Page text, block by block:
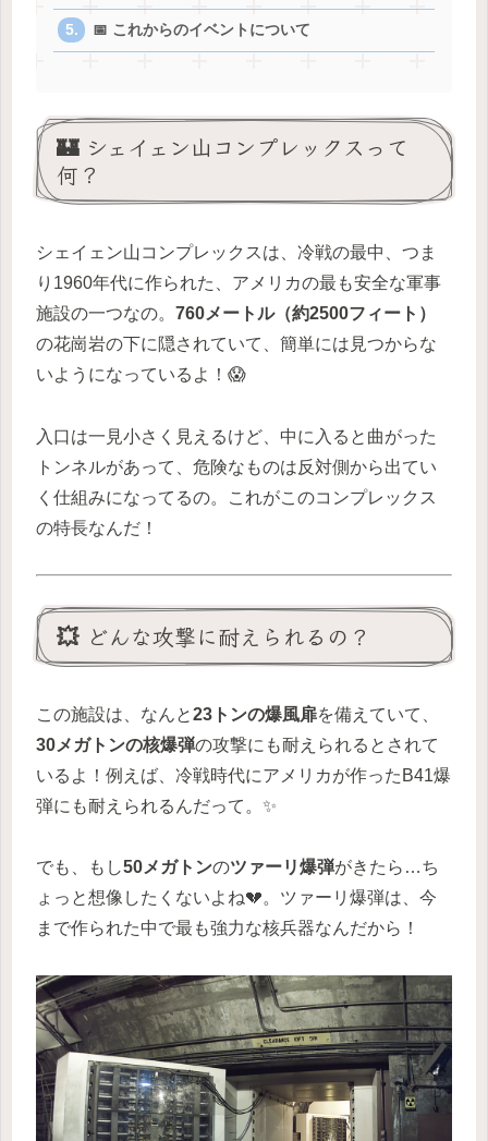
📅 これからのイベントについて
🏰 シェイェン山コンプレックスって
何？
シェイェン山コンプレックスは、冷戦の最中、つま
り1960年代に作られた、アメリカの最も安全な軍事
施設の一つなの。 760メートル（約2500フィート）
の花崗岩の下に隠されていて、簡単には見つからな
いようになっているよ！😱
入口は一見小さく見えるけど、中に入ると曲がった
トンネルがあって、危険なものは反対側から出てい
く仕組みになってるの。これがこのコンプレックス
の特長なんだ！
💥 どんな攻撃に耐えられるの？
この施設は、なんと23トンの爆風扉を備えていて、
30メガトンの核爆弾の攻撃にも耐えられるとされて
いるよ！例えば、冷戦時代にアメリカが作ったB41爆
弾にも耐えられるんだって。✨
でも、もし50メガトンのツァーリ爆弾がきたら…ち
ょっと想像したくないよね💔。ツァーリ爆弾は、今
まで作られた中で最も強力な核兵器なんだから！